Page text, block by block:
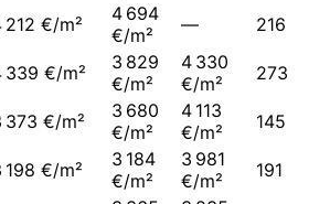
212 €/m²
4 694
€/m²
— 216
339 €/m²
3 829
€/m²
4 330
€/m²
273
373 €/m²
3 680
€/m²
4 113
€/m²
145
198 €/m²
3 184
€/m²
3 981
€/m²
191